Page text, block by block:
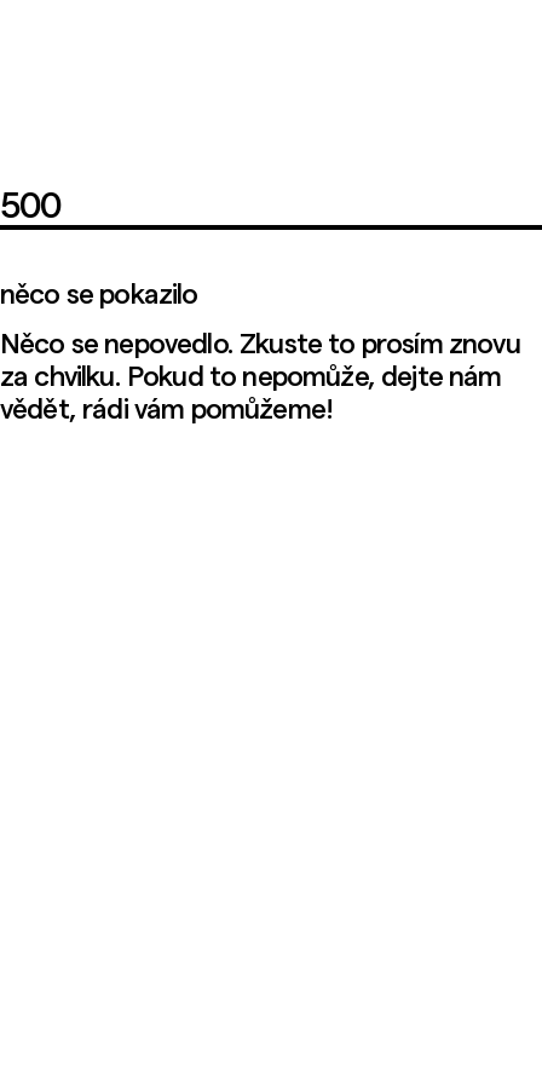
500
něco se pokazilo
Něco se nepovedlo. Zkuste to prosím znovu
za chvilku. Pokud to nepomůže, dejte nám
vědět, rádi vám pomůžeme!